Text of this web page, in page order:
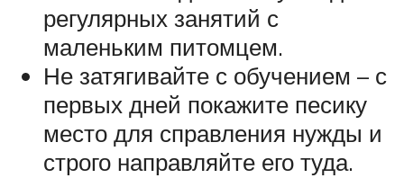
регулярных занятий с
маленьким питомцем.
Не затягивайте с обучением – с
первых дней покажите песику
место для справления нужды и
строго направляйте его туда.